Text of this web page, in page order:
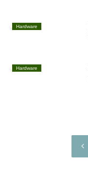
Hardware
Hardware
前